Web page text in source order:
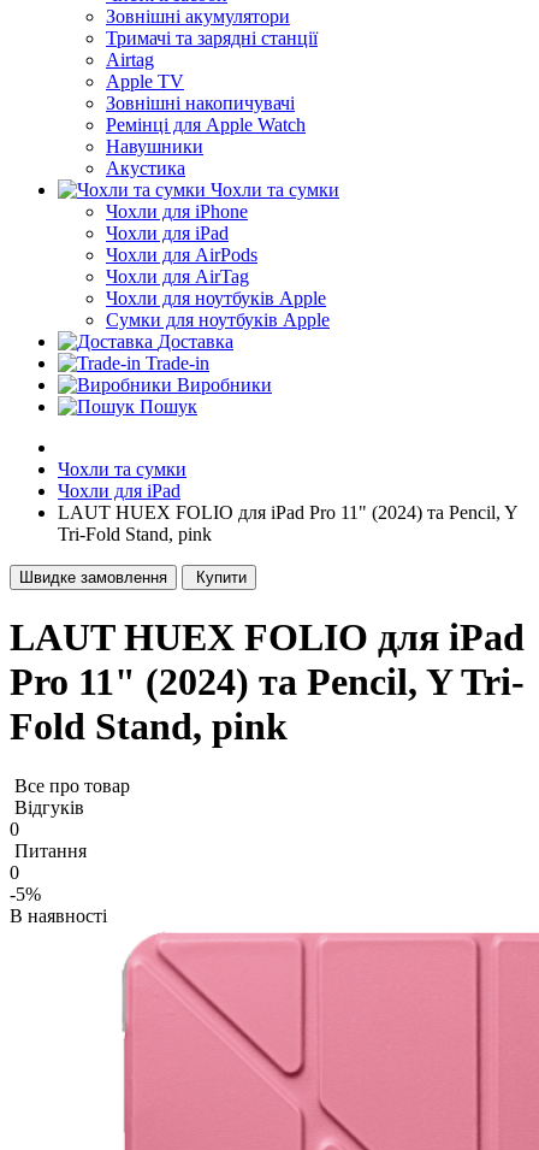
Зовнішні акумулятори
Тримачі та зарядні станції
Airtag
Apple TV
Зовнішні накопичувачі
Ремінці для Apple Watch
Навушники
Акустика
Чохли та сумки
Чохли для iPhone
Чохли для iPad
Чохли для AirPods
Чохли для AirTag
Чохли для ноутбуків Apple
Сумки для ноутбуків Apple
Доставка
Trade-in
Виробники
Пошук
Чохли та сумки
Чохли для iPad
LAUT HUEX FOLIO для iPad Pro 11" (2024) та Pencil, Y
Tri-Fold Stand, pink
Швидке замовлення Купити
LAUT HUEX FOLIO для iPad
Pro 11" (2024) та Pencil, Y Tri-
Fold Stand, pink
Все про товар
Відгуків
0
Питання
0
-5%
В наявності